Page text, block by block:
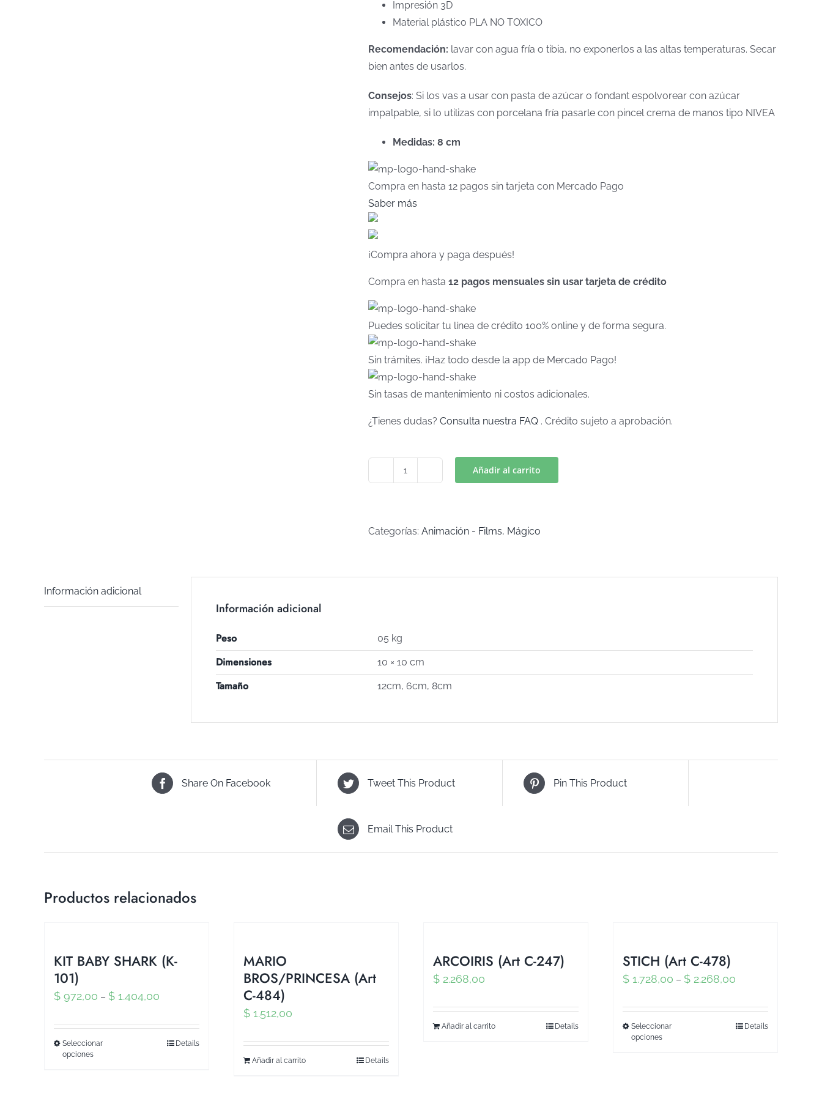
Impresión 3D
Material plástico PLA NO TOXICO
Recomendación: lavar con agua fría o tibia, no exponerlos a las altas temperaturas. Secar
bien antes de usarlos.
Consejos: Si los vas a usar con pasta de azúcar o fondant espolvorear con azúcar
impalpable, si lo utilizas con porcelana fría pasarle con pincel crema de manos tipo NIVEA
Medidas: 8 cm
Compra en hasta 12 pagos sin tarjeta con Mercado Pago
Saber más
¡Compra ahora y paga después!
Compra en hasta 12 pagos mensuales sin usar tarjeta de crédito
Puedes solicitar tu línea de crédito 100% online y de forma segura.
Sin trámites. ¡Haz todo desde la app de Mercado Pago!
Sin tasas de mantenimiento ni costos adicionales.
¿Tienes dudas? Consulta nuestra FAQ . Crédito sujeto a aprobación.
C-
Añadir al carrito
Categorías: Animación - Films, Mágico
Información adicional
Información adicional
Peso 05 kg
Dimensiones 10 × 10 cm
Tamaño 12cm, 6cm, 8cm
Share On Facebook Tweet This Product Pin This Product
Email This Product
Productos relacionados
KIT BABY SHARK (K-
101)
$ 972,00 – $ 1.404,00
Seleccionar
opciones
Details
MARIO
BROS/PRINCESA (Art
C-484)
$ 1.512,00
Añadir al carrito Details
ARCOIRIS (Art C-247)
$ 2.268,00
Añadir al carrito Details
STICH (Art C-478)
$ 1.728,00 – $ 2.268,00
Seleccionar
opciones
Details